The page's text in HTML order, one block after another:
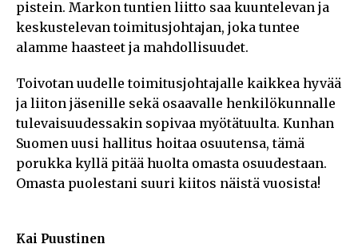
pistein. Markon tuntien liitto saa kuuntelevan ja
keskustelevan toimitusjohtajan, joka tuntee
alamme haasteet ja mahdollisuudet.
Toivotan uudelle toimitusjohtajalle kaikkea hyvää
ja liiton jäsenille sekä osaavalle henkilökunnalle
tulevaisuudessakin sopivaa myötätuulta. Kunhan
Suomen uusi hallitus hoitaa osuutensa, tämä
porukka kyllä pitää huolta omasta osuudestaan.
Omasta puolestani suuri kiitos näistä vuosista!
Kai Puustinen